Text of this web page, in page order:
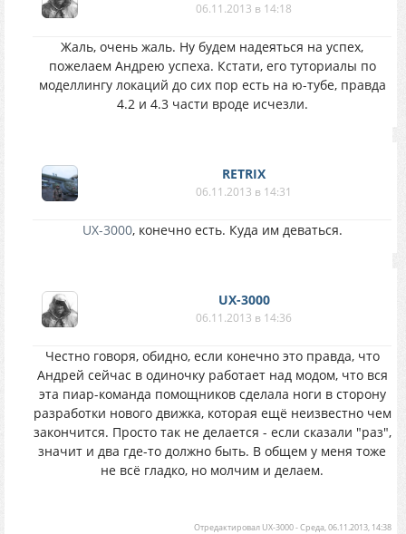
06.11.2013 в 14:18
Жаль, очень жаль. Ну будем надеяться на успех,
пожелаем Андрею успеха. Кстати, его туториалы по
моделлингу локаций до сих пор есть на ю-тубе, правда
4.2 и 4.3 части вроде исчезли.
RETRIX
06.11.2013 в 14:31
UX-3000, конечно есть. Куда им деваться.
UX-3000
06.11.2013 в 14:36
Честно говоря, обидно, если конечно это правда, что
Андрей сейчас в одиночку работает над модом, что вся
эта пиар-команда помощников сделала ноги в сторону
разработки нового движка, которая ещё неизвестно чем
закончится. Просто так не делается - если сказали "раз",
значит и два где-то должно быть. В общем у меня тоже
не всё гладко, но молчим и делаем.
Отредактировал UX-3000-Среда, 06.11.2013, 14:38